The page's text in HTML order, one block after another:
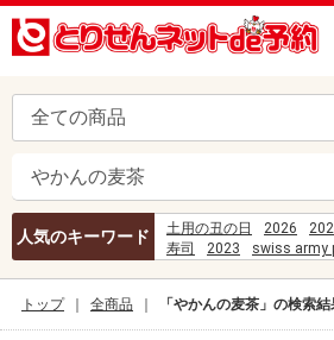
人気のキーワード 土用の丑の日 2026
寿司
2023
swiss army
COES%2FD-631-2023
トップ 全商品 「やかんの麦茶」の検索結